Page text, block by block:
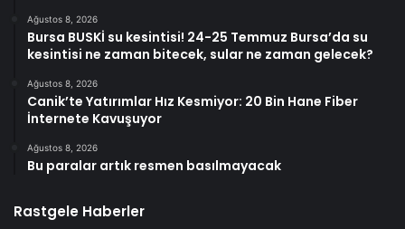
Ağustos 8, 2026
Bursa BUSKİ su kesintisi! 24-25 Temmuz Bursa’da su
kesintisi ne zaman bitecek, sular ne zaman gelecek?
Ağustos 8, 2026
Canik’te Yatırımlar Hız Kesmiyor: 20 Bin Hane Fiber
İnternete Kavuşuyor
Ağustos 8, 2026
Bu paralar artık resmen basılmayacak
Rastgele Haberler